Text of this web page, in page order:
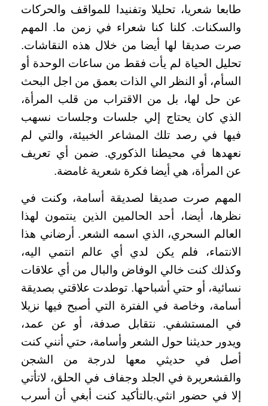
طابعا شعريا، تحليلا وتفنيدا للمواقف والحركات
والسكنات. كلنا كنا شعراء في زمن ما. المهم
صرت صديقا لها أيضا من خلال هذه النقاشات.
تحليل الحياة لم يأت فقط من ساعات الوحدة أو
السأم، أو النظر الي الذات بعمق من اجل البحث
عن حل لها، بل من الاقتراب من قلب المرأة،
الذي كان يحتاج إلي جلسات وجلسات نسهب
فيها في رصد تلك المشاعر الخبيئة، والتي لم
نعهدها في محيطنا الذكوري. ضمن أي تعريف
عن المرأة، هي أيضا فكرة شعرية غامضة.
المهم صرت صديقا لصديقة أسامة، وكنت في
نظرها، أيضا، أحد الحالمين الذين ينتمون لهذا
العالم السحري، الذي اسمه الشعر. أرضاني هذا
الانتماء، فلم يكن لدي أي عالم انتمي اليه،
وكذلك كنت خالي الوفاض والبال من أي علاقات
نسائية، أو حتي أشباحها. توطدت علاقتي بصديقة
أسامة، وخاصة في الفترة التي أصبح فيها نزيلا
في المستشفي. نتقابل صدفة، أو عن عمد،
ويدور حديثنا حول الشعر وأسامة، حتي أنني كنت
أصل في حديثي معها لدرجة من الشجن
والقشعريرة في الجلد وجفاف في الحلق، لاتأتي
إلا في حضور انثي.بالتأكيد كنت أبغي أن أسرب